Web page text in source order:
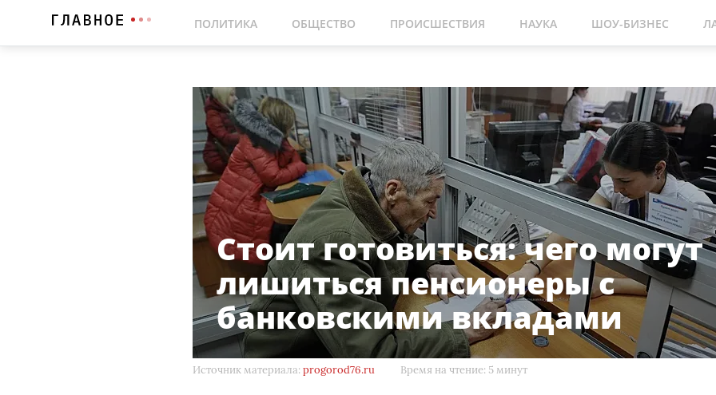
ПОЛИТИКА ОБЩЕСТВО ПРОИСШЕСТВИЯ НАУКА ШОУ-БИЗНЕС
Стоит готовиться: чего могут
лишиться пенсионеры с
банковскими вкладами
Источник материала:progorod76.ru Время на чтение: 5 минут